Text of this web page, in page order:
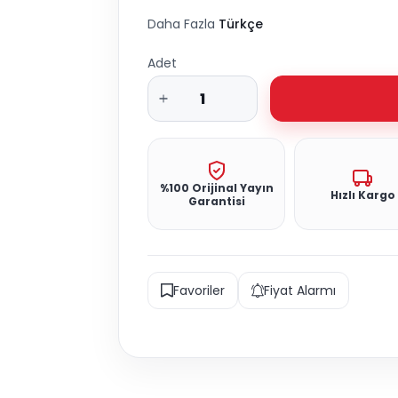
Daha Fazla Türkçe
Adet
%100 Orijinal Yayın
Garantisi
Hızlı Kargo
Favoriler Fiyat Alarmı